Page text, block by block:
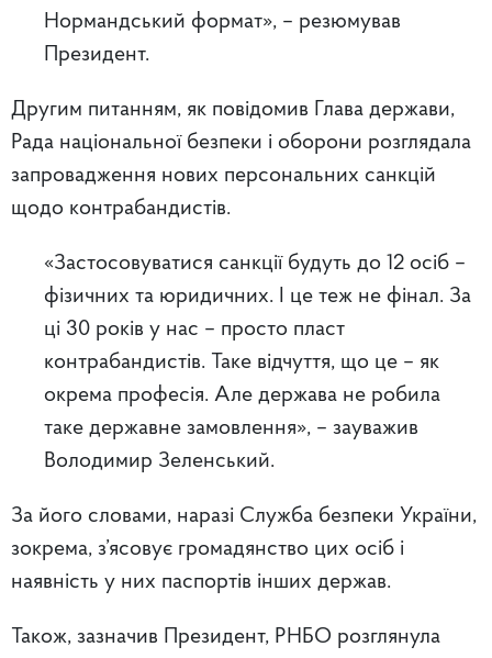
Нормандський формат», – резюмував
Президент.
Другим питанням, як повідомив Глава держави,
Рада національної безпеки і оборони розглядала
запровадження нових персональних санкцій
щодо контрабандистів.
«Застосовуватися санкції будуть до 12 осіб –
фізичних та юридичних. І це теж не фінал. За
ці 30 років у нас – просто пласт
контрабандистів. Таке відчуття, що це – як
окрема професія. Але держава не робила
таке державне замовлення», – зауважив
Володимир Зеленський.
За його словами, наразі Служба безпеки України,
зокрема, з’ясовує громадянство цих осіб і
наявність у них паспортів інших держав.
Також, зазначив Президент, РНБО розглянула